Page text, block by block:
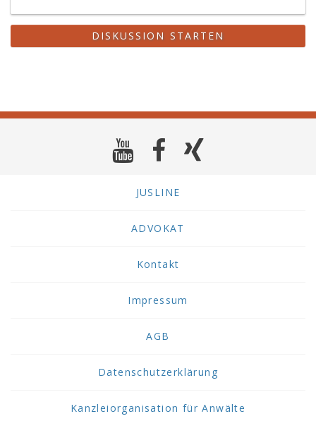
DISKUSSION STARTEN
JUSLINE
ADVOKAT
Kontakt
Impressum
AGB
Datenschutzerklärung
Kanzleiorganisation für Anwälte